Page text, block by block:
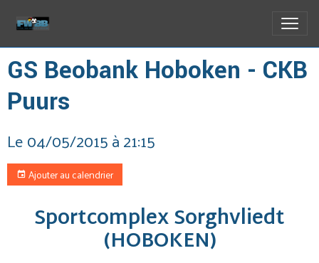
GS Beobank Hoboken - CKB
Puurs
Le 04/05/2015à 21:15
Ajouter au calendrier
Sportcomplex Sorghvliedt
(HOBOKEN)